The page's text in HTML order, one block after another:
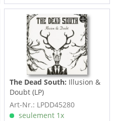
The Dead South: Illusion &
Doubt (LP)
Art-Nr.: LPDD45280
seulement 1x